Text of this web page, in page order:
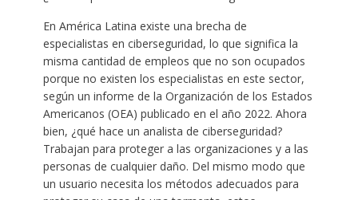
En América Latina existe una brecha de
especialistas en ciberseguridad, lo que significa la
misma cantidad de empleos que no son ocupados
porque no existen los especialistas en este sector,
según un informe de la Organización de los Estados
Americanos (OEA) publicado en el año 2022. Ahora
bien, ¿qué hace un analista de ciberseguridad?
Trabajan para proteger a las organizaciones y a las
personas de cualquier daño. Del mismo modo que
un usuario necesita los métodos adecuados para